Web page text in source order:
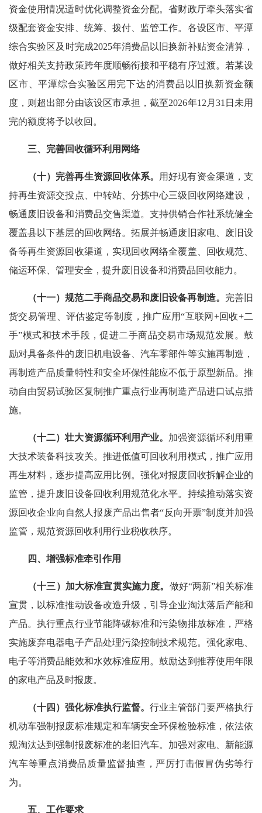
资金使用情况适时优化调整资金分配。省财政厅牵头落实省
级配套资金安排、统筹、拨付、监管工作。各设区市、平潭
综合实验区及时完成2025年消费品以旧换新补贴资金清算，
做好相关支持政策跨年度顺畅衔接和平稳有序过渡。若某设
区市、平潭综合实验区用完下达的消费品以旧换新资金额
度，则超出部分由该设区市承担，截至2026年12月31日未用
完的额度将予以收回。
三、完善回收循环利用网络
（十）完善再生资源回收体系。
用好现有资金渠道，支
持再生资源交投点、中转站、分拣中心三级回收网络建设，
畅通废旧设备和消费品交售渠道。支持供销合作社系统健全
覆盖县以下基层的回收网络。拓展并畅通废旧家电、废旧设
备等再生资源回收渠道，实现回收网络全覆盖、回收规范、
储运环保、管理安全，提升废旧设备和消费品回收能力。
（十一）规范二手商品交易和废旧设备再制造。 完善旧
货交易管理、评估鉴定等制度，推广应用“互联网+回收+二
手”模式和技术手段，促进二手商品交易市场规范发展。鼓
励对具备条件的废旧机电设备、汽车零部件等实施再制造，
再制造产品质量特性和安全环保性能应不低于原型新品。推
动自由贸易试验区复制推广重点行业再制造产品进口试点措
施。
（十二）壮大资源循环利用产业。 加强资源循环利用重
大技术装备科技攻关。推进低值可回收利用模式，推广应用
再生材料，逐步提高应用比例。强化对报废回收拆解企业的
监管，提升废旧设备回收利用规范化水平。持续推动落实资
源回收企业向自然人报废产品出售者“反向开票”制度并加强
监管，规范资源回收利用行业税收秩序。
四、增强标准牵引作用
（十三）加大标准宣贯实施力度。 做好“两新”相关标准
宣贯，以标准推动设备改造升级，引导企业淘汰落后产能和
产品。执行重点行业节能降碳标准和污染物排放标准，严格
实施废弃电器电子产品处理污染控制技术规范。强化家电、
电子等消费品能效和水效标准应用。鼓励达到推荐使用年限
的家电产品及时报废。
（十四）强化标准执行监督。行业主管部门要严格执行
机动车强制报废标准规定和车辆安全环保检验标准，依法依
规淘汰达到强制报废标准的老旧汽车。加强对家电、新能源
汽车等重点消费品质量监督抽查，严厉打击假冒伪劣等行
为。
五、工作要求